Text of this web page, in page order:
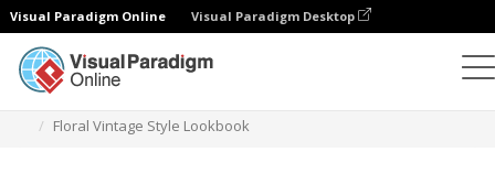
Visual Paradigm Online Visual Paradigm Desktop
Floral Vintage Style Lookbook